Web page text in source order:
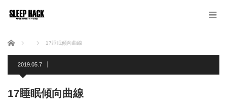
ホーム 17睡眠傾向曲線
2019.05.7
17睡眠傾向曲線